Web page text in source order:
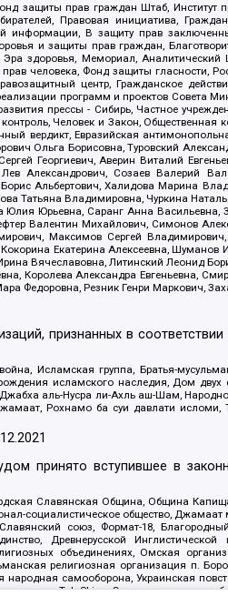
защиты прав граждан Штаб, Институт
Правовая инициатива,
информации, В защиту прав
и защиты прав граждан,
здоровья, Мемориал,
человека, Фонд защиты гласности,
центр, Гражданское
программ и проектов Совета
прессы - Сибирь, Частное
Человек и Закон,
вердикт, Евразийская
Ольга Борисовна, Туровский
Георгиевич, Аверин Виталий
Александрович, Созаев Валерий
Альбертович, Халидова Марина
Татьяна Владимировна, Чуркина
Юрьевна, Саранг Анна Васильевна,
Валентин Михайлович, Симонов
Максимов Сергей
Екатерина Алексеевна,
Вячеславовна, Литинский Леонид
Королева Александра Евгеньевна,
Федоровна, Резник Генри Маркович,
признанных в
Исламская группа, Братья-
исламского наследия, Дом
аль-Нусра ли-Ахль аш-Шам,
Рохнамо ба суи давлати исломи,
принято вступившее в
Славянская Община, Община
социалистическое общество,
союз, Формат-18,
Древнерусской Инглистической
объединениях, Омская
религиозная организация п.
самооборона, Украинская
TulaSkins, Этнополитическое